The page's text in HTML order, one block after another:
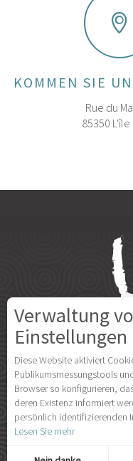
KOMMEN SIE
Rue du
85350 L'île
Verwaltung
Einstellungen
Diese Website aktiviert
Publikumsmessungstools
Browser so konfigurieren,
deren Existenz informiert
persönlich identifizierenden
Lesen Sie mehr